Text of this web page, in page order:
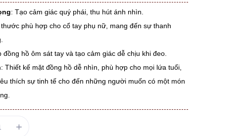
: Tạo cảm giác quý phái, thu hút ánh nhìn.
phù hợp cho cổ tay phụ nữ, mang đến sự thanh
đồng hồ ôm sát tay và tạo cảm giác dễ chịu khi đeo.
: Thiết kế mặt đồng hồ dễ nhìn, phù hợp cho mọi lứa tuổi,
thích sự tinh tế cho đến những người muốn có một món
+